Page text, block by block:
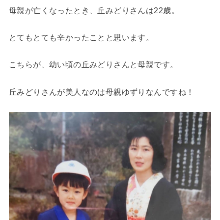
母親が亡くなったとき、丘みどりさんは22歳。
とてもとても辛かったことと思います。
こちらが、幼い頃の丘みどりさんと母親です。
丘みどりさんが美人なのは母親ゆずりなんですね！